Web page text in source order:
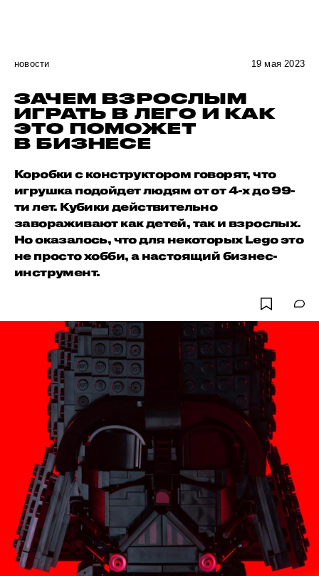
новости 19 мая 2023
ЗАЧЕМ ВЗРОСЛЫМ
ИГРАТЬ В ЛЕГО И КАК
ЭТО ПОМОЖЕТ
В БИЗНЕСЕ
Коробки с конструктором говорят, что
игрушка подойдет людям от от 4-х до 99-
ти лет. Кубики действительно
завораживают как детей, так и взрослых.
Но оказалось, что для некоторых Lego это
не просто хобби, а настоящий бизнес-
инструмент.